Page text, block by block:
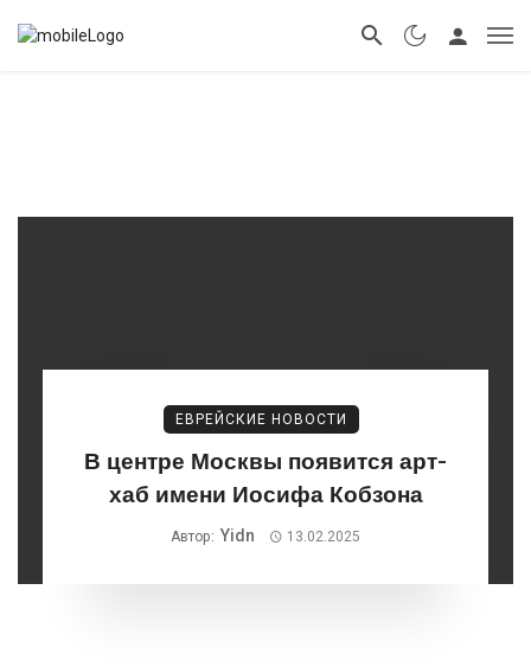
ЕВРЕЙСКИЕ НОВОСТИ
В центре Москвы появится арт-
хаб имени Иосифа Кобзона
Автор: Yidn 13.02.2025